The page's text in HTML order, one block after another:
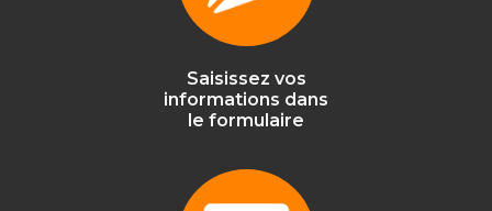
Saisissez vos
informations dans
le formulaire